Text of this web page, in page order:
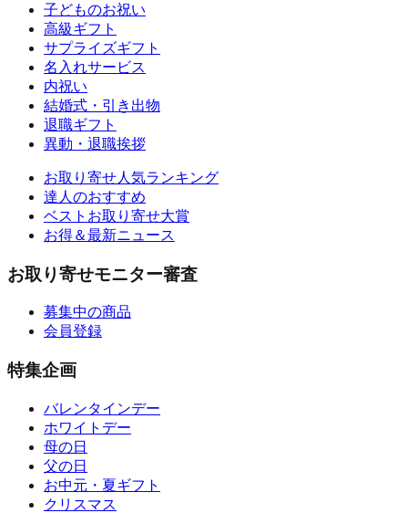
子どものお祝い
高級ギフト
サプライズギフト
名入れサービス
内祝い
結婚式・引き出物
退職ギフト
異動・退職挨拶
お取り寄せ人気ランキング
達人のおすすめ
ベストお取り寄せ大賞
お得＆最新ニュース
お取り寄せモニター審査
募集中の商品
会員登録
特集企画
バレンタインデー
ホワイトデー
母の日
父の日
お中元・夏ギフト
クリスマス